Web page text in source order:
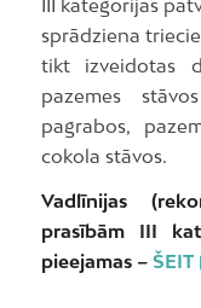
III kategorijas
sprādziena
tikt izveidotas
pazemes
pagrabos,
cokola stāvos.
Vadlīnijas
prasībām III
pieejamas – ŠEIT